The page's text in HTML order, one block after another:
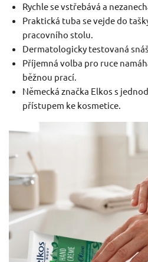
Rychle se vstřebává a
Praktická tuba se vejde do
pracovního stolu.
Dermatologicky testovaná
Příjemná volba pro ruce
běžnou prací.
Německá značka Elkos s
přístupem ke kosmetice.